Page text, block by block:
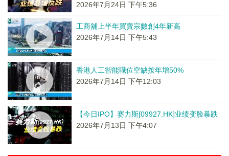
2026年7月24日 下午5:36
工商舖上半年買賣宗數創4年新高
2026年7月14日 下午5:43
香港人工智能職位空缺按年增50%
2026年7月14日 下午12:03
【今日IPO】赛力斯[09927.HK]业绩变脸暴跌
2026年7月13日 下午4:07